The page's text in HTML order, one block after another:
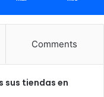
Comments
sus tiendas en